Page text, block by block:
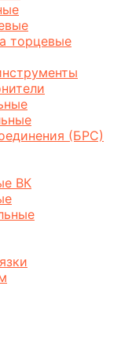
торцевые
(БРС)
ВК